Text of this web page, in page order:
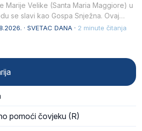
Marije Velike (Santa Maria Maggiore) u
se slavi kao Gospa Snježna. Ovaj
Sancta Maria…
· SVETAC DANA · 2 minute čitanja
pomoći čovjeku (R)